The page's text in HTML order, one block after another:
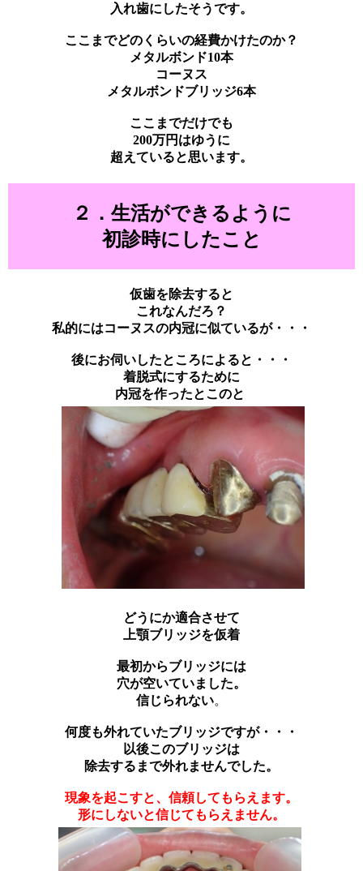
入れ歯にしたそうです。
ここまでどのくらいの経費かけたのか？
メタルボンド10本
コーヌス
メタルボンドブリッジ6本
ここまでだけでも
200万円はゆうに
超えていると思います。
２．生活ができるように
初診時にしたこと
仮歯を除去すると
これなんだろ？
私的にはコーヌスの内冠に似ているが・・・
後にお伺いしたところによると・・・
着脱式にするために
内冠を作ったとこのと
どうにか適合させて
上顎ブリッジを仮着
最初からブリッジには
穴が空いていました。
信じられない。
何度も外れていたブリッジですが・・・
以後このブリッジは
除去するまで外れませんでした。
現象を起こすと、信頼してもらえます。
形にしないと信じてもらえません。